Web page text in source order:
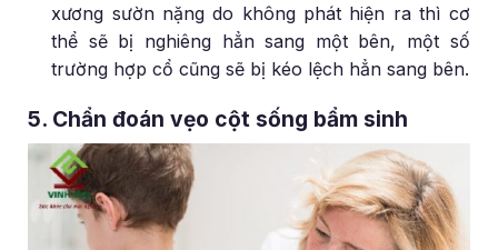
xương sườn nặng do không phát hiện ra thì cơ
thể sẽ bị nghiêng hẳn sang một bên, một số
trường hợp cổ cũng sẽ bị kéo lệch hẳn sang bên.
5. Chẩn đoán vẹo cột sống bẩm sinh